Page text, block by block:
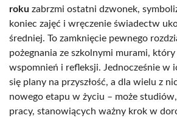
roku zabrzmi ostatni dzwonek,
koniec zajęć i wręczenie świadectw
średniej. To zamknięcie pewnego
pożegnania ze szkolnymi murami, który
wspomnień i refleksji. Jednocześnie w
się plany na przyszłość, a dla wielu z
nowego etapu w życiu – może
pracy, stanowiących ważny krok w